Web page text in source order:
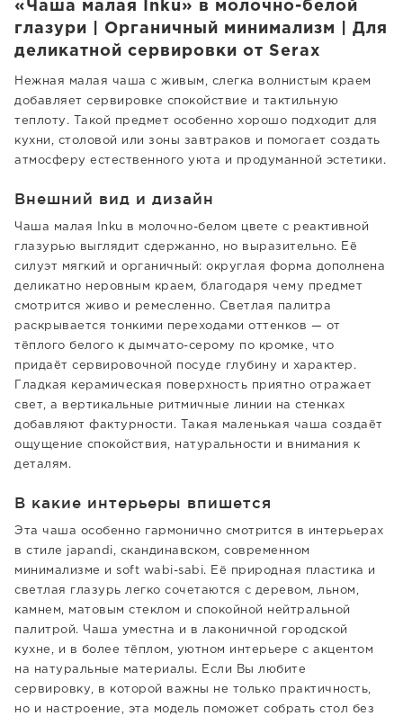
«Чаша малая Inku» в молочно-белой
глазури | Органичный минимализм | Для
деликатной сервировки от Serax
Нежная малая чаша с живым, слегка волнистым краем
добавляет сервировке спокойствие и тактильную
теплоту. Такой предмет особенно хорошо подходит для
кухни, столовой или зоны завтраков и помогает создать
атмосферу естественного уюта и продуманной эстетики.
Внешний вид и дизайн
Чаша малая Inku в молочно-белом цвете с реактивной
глазурью выглядит сдержанно, но выразительно. Её
силуэт мягкий и органичный: округлая форма дополнена
деликатно неровным краем, благодаря чему предмет
смотрится живо и ремесленно. Светлая палитра
раскрывается тонкими переходами оттенков — от
тёплого белого к дымчато-серому по кромке, что
придаёт сервировочной посуде глубину и характер.
Гладкая керамическая поверхность приятно отражает
свет, а вертикальные ритмичные линии на стенках
добавляют фактурности. Такая маленькая чаша создаёт
ощущение спокойствия, натуральности и внимания к
деталям.
В какие интерьеры впишется
Эта чаша особенно гармонично смотрится в интерьерах
в стиле japandi, скандинавском, современном
минимализме и soft wabi-sabi. Её природная пластика и
светлая глазурь легко сочетаются с деревом, льном,
камнем, матовым стеклом и спокойной нейтральной
палитрой. Чаша уместна и в лаконичной городской
кухне, и в более тёплом, уютном интерьере с акцентом
на натуральные материалы. Если Вы любите
сервировку, в которой важны не только практичность,
но и настроение, эта модель поможет собрать стол без